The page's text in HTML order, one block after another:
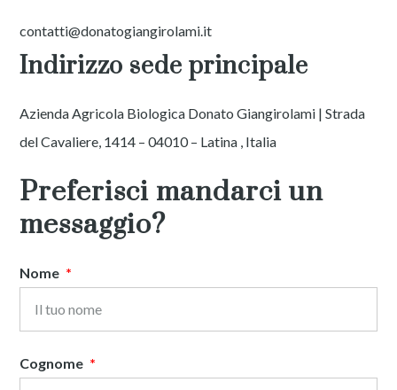
contatti@donatogiangirolami.it
Indirizzo sede principale
Azienda Agricola Biologica Donato Giangirolami | Strada
del Cavaliere, 1414 – 04010 – Latina , Italia
Preferisci mandarci un
messaggio?
Nome
Cognome